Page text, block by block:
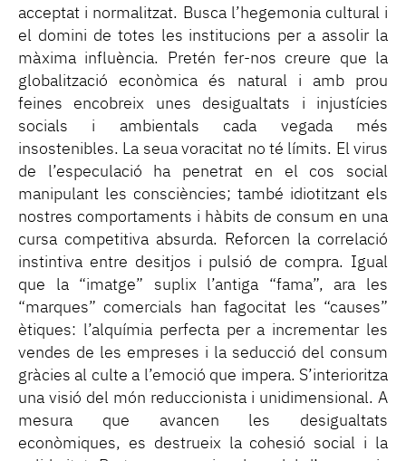
acceptat i normalitzat. Busca l’hegemonia cultural i
el domini de totes les institucions per a assolir la
màxima influència. Pretén fer-nos creure que la
globalització econòmica és natural i amb prou
feines encobreix unes desigualtats i injustícies
socials i ambientals cada vegada més
insostenibles. La seua voracitat no té límits. El virus
de l’especulació ha penetrat en el cos social
manipulant les consciències; també idiotitzant els
nostres comportaments i hàbits de consum en una
cursa competitiva absurda. Reforcen la correlació
instintiva entre desitjos i pulsió de compra. Igual
que la “imatge” suplix l’antiga “fama”, ara les
“marques” comercials han fagocitat les “causes”
ètiques: l’alquímia perfecta per a incrementar les
vendes de les empreses i la seducció del consum
gràcies al culte a l’emoció que impera. S’interioritza
una visió del món reduccionista i unidimensional. A
mesura que avancen les desigualtats
econòmiques, es destrueix la cohesió social i la